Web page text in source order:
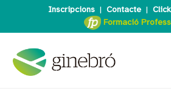
Inscripcions| Contacte|
Formació